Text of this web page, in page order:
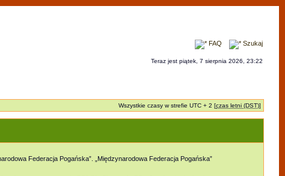
FAQ Szukaj
Teraz jest piątek, 7 sierpnia 2026, 23:22
Wszystkie czasy w strefie UTC + 2 [czas letni (DST)]
Federacja Pogańska”. „Międzynarodowa Federacja Pogańska”